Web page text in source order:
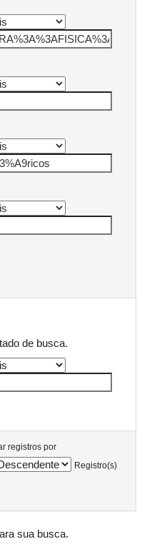
de busca.
registros por
Registro(s)
sua busca.